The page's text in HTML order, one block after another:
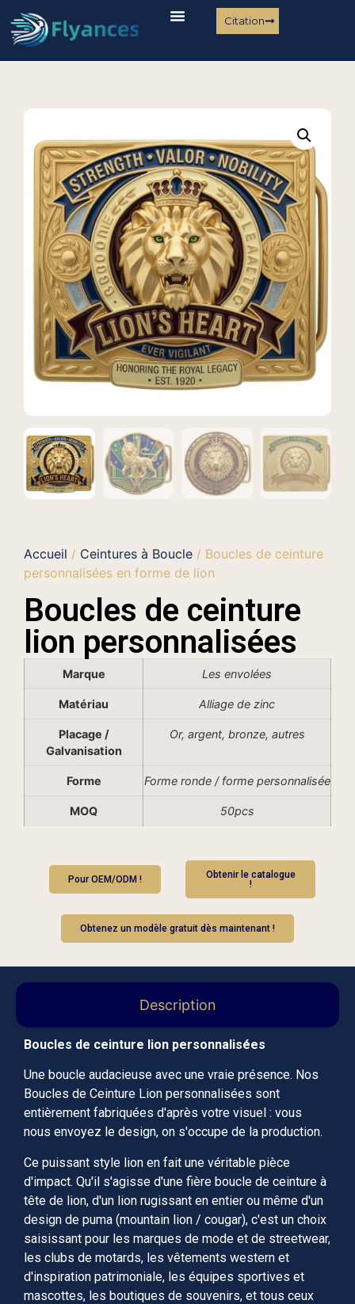
Citation
Accueil / Ceintures à Boucle / Boucles de ceinture
personnalisées en forme de lion
Boucles de ceinture
lion personnalisées
Marque Les envolées
Matériau Alliage de zinc
Placage /
Galvanisation
Or, argent, bronze, autres
Forme Forme ronde / forme personnalisée
MOQ 50pcs
Pour OEM/ODM !
Obtenir le catalogue
!
Obtenez un modèle gratuit dès maintenant !
Description
Boucles de ceinture lion personnalisées
Une boucle audacieuse avec une vraie présence. Nos
Boucles de Ceinture Lion personnalisées sont
entièrement fabriquées d'après votre visuel : vous
nous envoyez le design, on s'occupe de la production.
Ce puissant style lion en fait une véritable pièce
d'impact. Qu'il s'agisse d'une fière boucle de ceinture à
tête de lion, d'un lion rugissant en entier ou même d'un
design de puma (mountain lion / cougar), c'est un choix
saisissant pour les marques de mode et de streetwear,
les clubs de motards, les vêtements western et
d'inspiration patrimoniale, les équipes sportives et
mascottes, les boutiques de souvenirs, et tous ceux